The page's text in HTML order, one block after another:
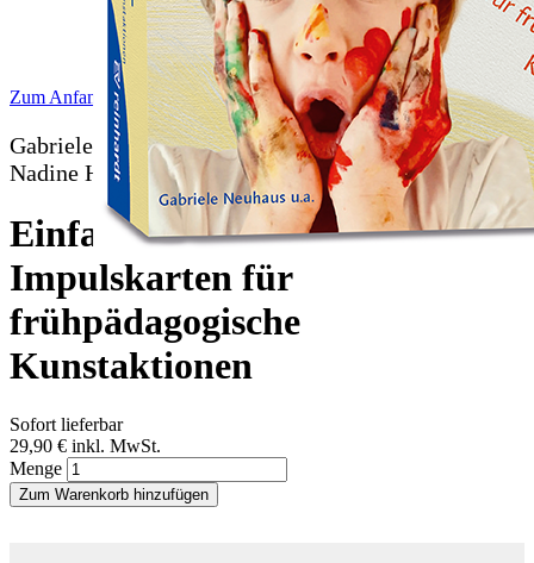
Zum Anfang der Bildergalerie springen
Gabriele Neuhaus, Samira Boufarache-Doukkali,
Nadine Hartke, Simone Füchtler, Julia Stirnberg
Einfach machen - 100
Impulskarten für
frühpädagogische
Kunstaktionen
Sofort lieferbar
29,90 € inkl. MwSt.
Menge
Zum Warenkorb hinzufügen